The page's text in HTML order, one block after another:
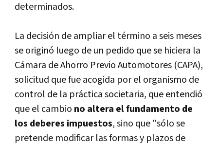
determinados.
La decisión de ampliar el término a seis meses
se originó luego de un pedido que se hiciera la
Cámara de Ahorro Previo Automotores (CAPA),
solicitud que fue acogida por el organismo de
control de la práctica societaria, que entendió
que el cambio no altera el fundamento de
los deberes impuestos, sino que "sólo se
pretende modificar las formas y plazos de